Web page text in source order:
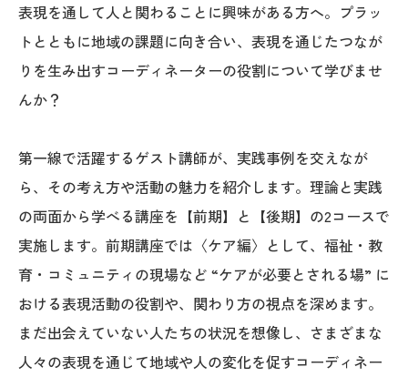
表現を通して人と関わることに興味がある方へ。プラッ
トとともに地域の課題に向き合い、表現を通じたつなが
りを生み出すコーディネーターの役割について学びませ
んか？
第一線で活躍するゲスト講師が、実践事例を交えなが
ら、その考え方や活動の魅力を紹介します。理論と実践
の両面から学べる講座を【前期】と【後期】の2コースで
実施します。前期講座では〈ケア編〉として、福祉・教
育・コミュニティの現場など “ケアが必要とされる場” に
おける表現活動の役割や、関わり方の視点を深めます。
まだ出会えていない人たちの状況を想像し、さまざまな
人々の表現を通じて地域や人の変化を促すコーディネー